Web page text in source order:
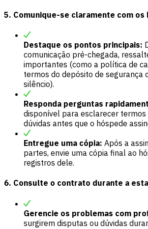
5. Comunique-se claramente com os
Destaque os pontos principais:
comunicação pré-chegada,
importantes (como a política de
termos do depósito de segurança
silêncio).
Responda perguntas
disponível para esclarecer
dúvidas antes que o hóspede
Entregue uma cópia: Após a
partes, envie uma cópia final ao
registros dele.
6. Consulte o contrato durante a
Gerencie os problemas com
surgirem disputas ou dúvidas